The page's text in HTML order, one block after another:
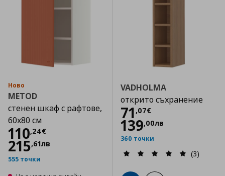
Ново
METOD
стенен шкаф с рафтове,
60x80 см
110,24€
Цена
215,61лв
555 точки
VADHOLMA
открито съхранение
71 ,07€
Цена
139,00лв
360 точки
(3)